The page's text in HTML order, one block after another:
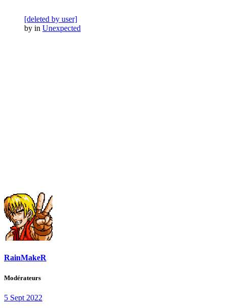
[deleted by user]
by in Unexpected
RainMakeR
Modérateurs
5 Sept 2022